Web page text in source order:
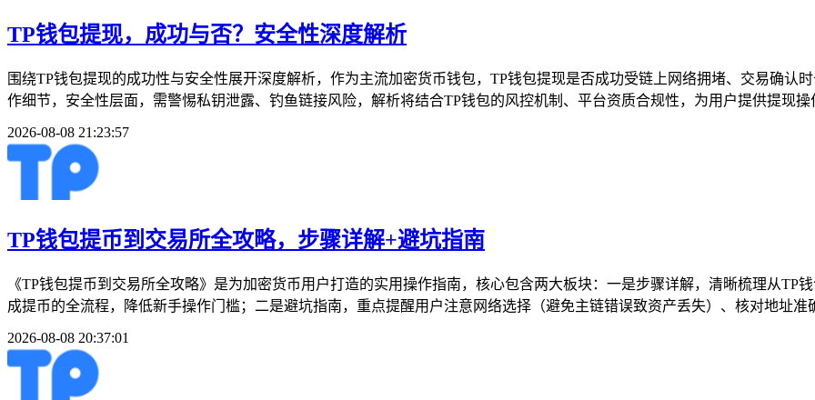
TP钱包提现，成功与否？安全性深度解析
围绕TP钱包提现的成功性与安全性展开深度解析，作为主流加密货币钱包，TP钱包提现是否成功受链上网络拥堵、交易确认
作细节，安全性层面，需警惕私钥泄露、钓鱼链接风险，解析将结合TP钱包的风控机制、平台资质合规性，为用户提供提现
2026-08-08 21:23:57
TP钱包提币到交易所全攻略，步骤详解+避坑指南
《TP钱包提币到交易所全攻略》是为加密货币用户打造的实用操作指南，核心包含两大板块：一是步骤详解，清晰梳理从TP
成提币的全流程，降低新手操作门槛；二是避坑指南，重点提醒用户注意网络选择（避免主链错误致资产丢失）、核对地址
2026-08-08 20:37:01